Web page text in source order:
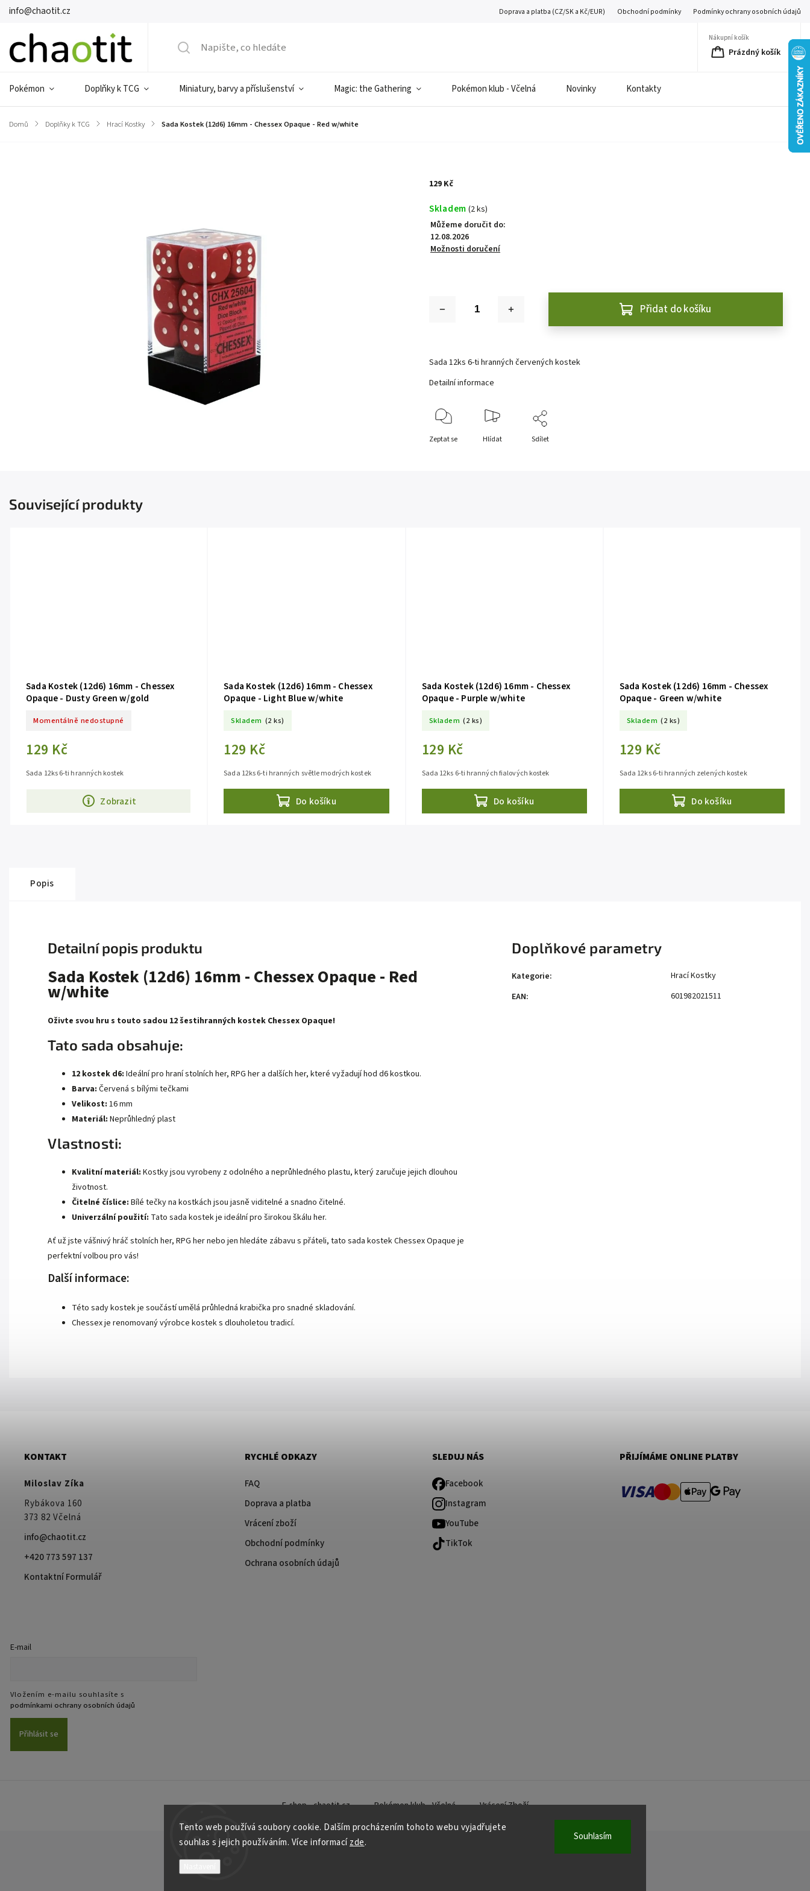
Tento web používá soubory cookie. Dalším procházením tohoto webu vyjadřujete
souhlas s jejich používáním. Více informacízde. Souhlasím
info@chaotit.cz Doprava a platba (CZ/SK a Kč/EUR) Obchodní podmínky Podmínky ochrany osobních údajů
Nákupní košík
Prázdný košík
Pokémon Doplňky k TCG Miniatury, barvy a příslušenství Magic: the Gathering Pokémon klub - Včelná Novinky Kontakty
Domů / Doplňky k TCG / Hrací Kostky / Sada Kostek (12d6) 16mm - Chessex Opaque - Red w/white
129 Kč
Skladem (2 ks)
Můžeme doručit do:
12.08.2026
Možnosti doručení
Přidat do košíku
Sada 12ks 6-ti hranných červených kostek
Detailní informace
Zeptat se Hlídat Sdílet
Související produkty
Sada Kostek (12d6) 16mm - Chessex
Opaque - Dusty Green w/gold
Momentálně nedostupné
129 Kč
Zobrazit
Sada 12ks 6-ti hranných kostek
Sada Kostek (12d6) 16mm - Chessex
Opaque - Light Blue w/white
Skladem (2 ks)
129 Kč
Do košíku
Sada 12ks 6-ti hranných světle modrých kostek
Sada Kostek (12d6) 16mm - Chessex
Opaque - Purple w/white
Skladem (2 ks)
129 Kč
Do košíku
Sada 12ks 6-ti hranných fialových kostek
Sada Kostek (12d6) 16mm - Chessex
Opaque - Green w/white
Skladem (2 ks)
129 Kč
Do košíku
Sada 12ks 6-ti hranných zelených kostek
Popis
Detailní popis produktu
Sada Kostek (12d6) 16mm - Chessex Opaque - Red
w/white
Oživte svou hru s touto sadou 12 šestihranných kostek Chessex Opaque!
Tato sada obsahuje:
12 kostek d6: Ideální pro hraní stolních her, RPG her a dalších her, které vyžadují hod d6 kostkou.
Barva: Červená s bílými tečkami
Velikost: 16 mm
Materiál: Neprůhledný plast
Vlastnosti:
Kvalitní materiál: Kostky jsou vyrobeny z odolného a neprůhledného plastu, který zaručuje jejich dlouhou
životnost.
Čitelné číslice: Bílé tečky na kostkách jsou jasně viditelné a snadno čitelné.
Univerzální použití: Tato sada kostek je ideální pro širokou škálu her.
Ať už jste vášnivý hráč stolních her, RPG her nebo jen hledáte zábavu s přáteli, tato sada kostek Chessex Opaque je
perfektní volbou pro vás!
Další informace:
Této sady kostek je součástí umělá průhledná krabička pro snadné skladování.
Chessex je renomovaný výrobce kostek s dlouholetou tradicí.
Doplňkové parametry
Kategorie:
Hrací Kostky
EAN: 601982021511
KONTAKT
Miloslav Zíka
Rybákova 160
373 82 Včelná
info@chaotit.cz
+420 773 597 137
Kontaktní Formulář
RYCHLÉ ODKAZY
FAQ
Doprava a platba
Vrácení zboží
Obchodní podmínky
Ochrana osobních údajů
SLEDUJ NÁS
Facebook
Instagram
YouTube
TikTok
PŘIJÍMÁME ONLINE PLATBY
VISA
E-mail
Vložením e-mailu souhlasíte s
podmínkami ochrany osobních údajů
Přihlásit se
E-shop - chaotit.cz Pokémon klub - Včelná Vrácení Zboží